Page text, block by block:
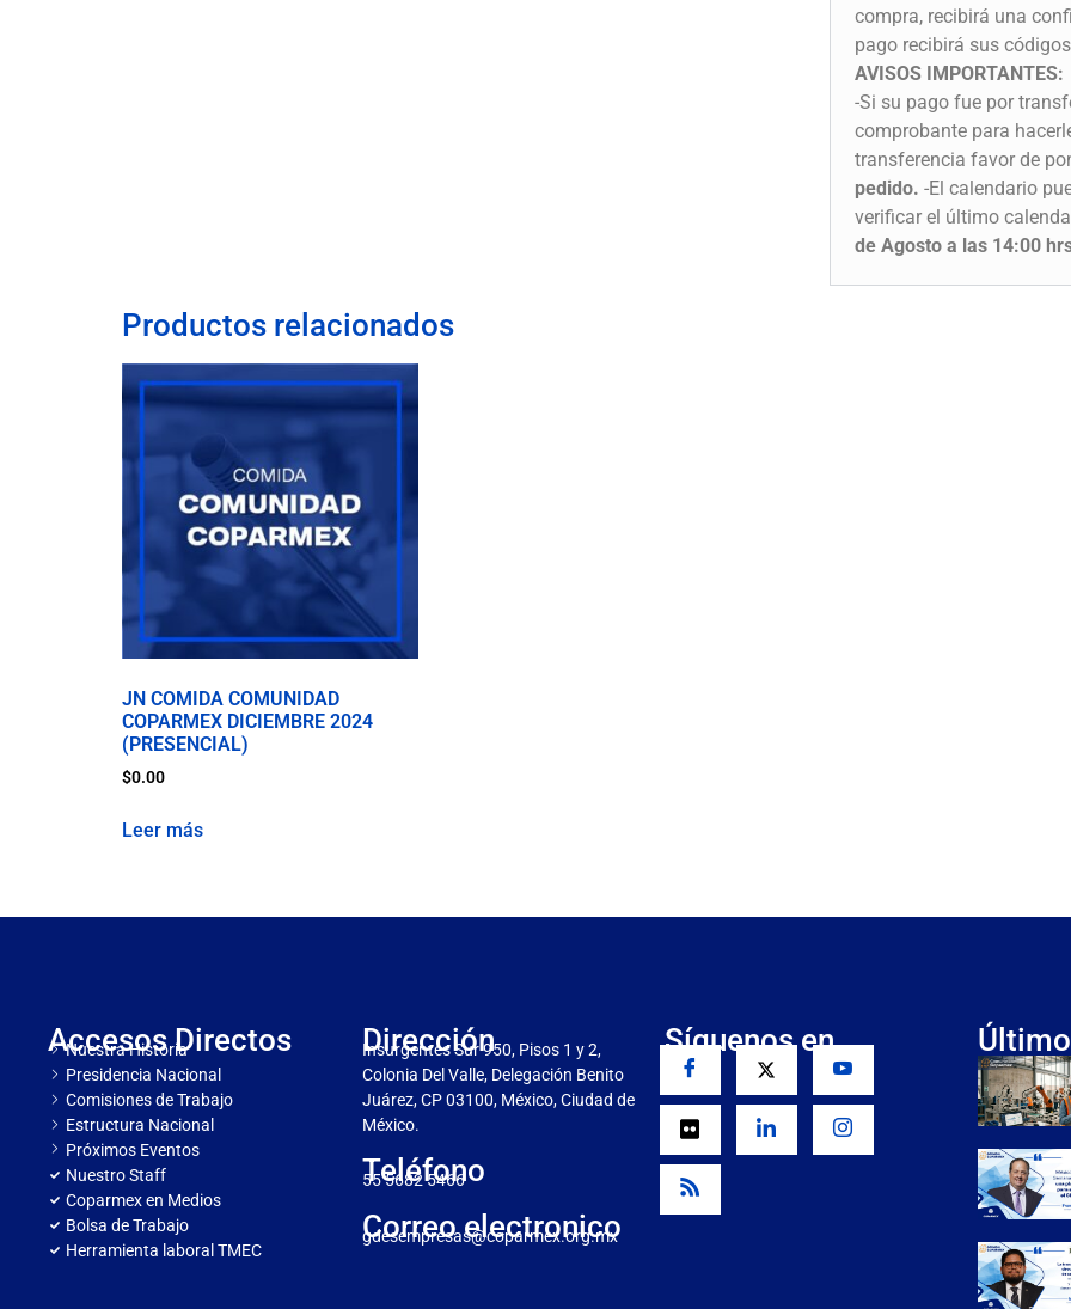
compra, recibirá una
pago recibirá sus
AVISOS IMPORTANTES:
-Si su pago fue por
comprobante para
transferencia favor de
pedido. -El calendario
verificar el último
de Agosto a las 14:00
Productos relacionados
JN COMIDA COMUNIDAD
COPARMEX DICIEMBRE 2024
(PRESENCIAL)
$0.00
Leer más
Accesos Directos
Nuestra Historia
Presidencia Nacional
Comisiones de Trabajo
Estructura Nacional
Próximos Eventos
Nuestro Staff
Coparmex en Medios
Bolsa de Trabajo
Herramienta laboral TMEC
Dirección
Insurgentes Sur 950, Pisos 1 y 2,
Colonia Del Valle, Delegación Benito
Juárez, CP 03100, México, Ciudad de
México.
Teléfono
55 5682 5466
Correo electronico
gdesempresas@coparmex.org.mx
Síguenos en